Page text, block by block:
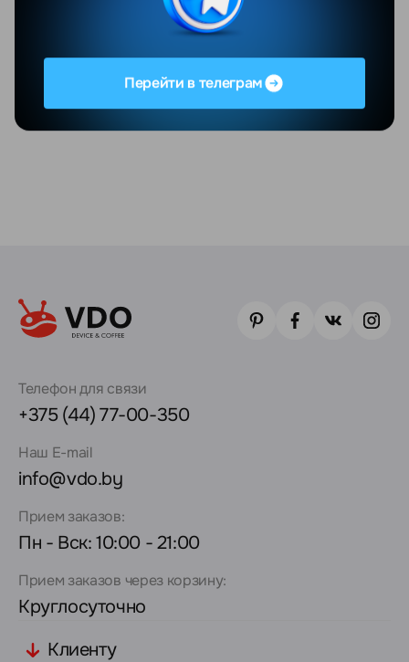
Телефон для связи
+375 (44) 77-00-350
Наш E-mail
info@vdo.by
Прием заказов:
Пн - Вск: 10:00 - 21:00
Прием заказов через корзину:
Круглосуточно
Клиенту
Перейти в телеграм